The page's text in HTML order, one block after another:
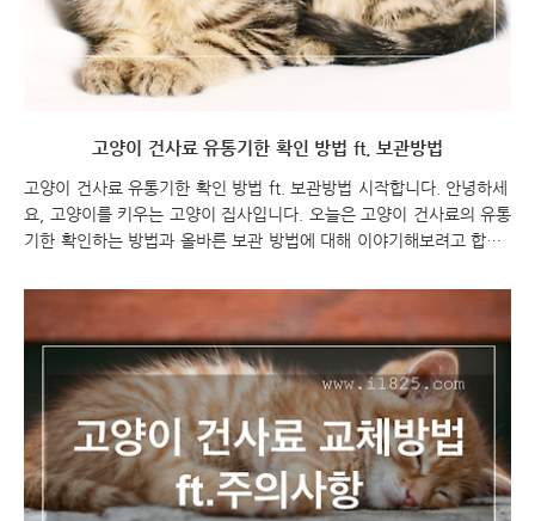
고양이 건사료 유통기한 확인 방법 ft. 보관방법
고양이 건사료 유통기한 확인 방법 ft. 보관방법 시작합니다. 안녕하세
요, 고양이를 키우는 고양이 집사입니다. 오늘은 고양이 건사료의 유통
기한 확인하는 방법과 올바른 보관 방법에 대해 이야기해보려고 합니
는 중요한 요소입니다. 또한 건사료를 올바르게 보관하여 신선함을 유
한 고양이를 키우기 위해 유통기한과 보관 방법에 대해 알아보아요!
함께 시작해봅시다! 고양이 건사료 유통기한 확인 방법 ft. 보관방법
고양이 건사료 고양이 건사료 유통기한 확인 방법 고양이 건사료 보관
조건을 확인하는 방법은 다음과 같습니다: 사료 패키지의 레이블 확인:
사료 패키지에는 일반적으로 고양이 ..